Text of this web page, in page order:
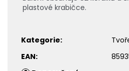
plastové krabičce.
Kategorie:
EAN: